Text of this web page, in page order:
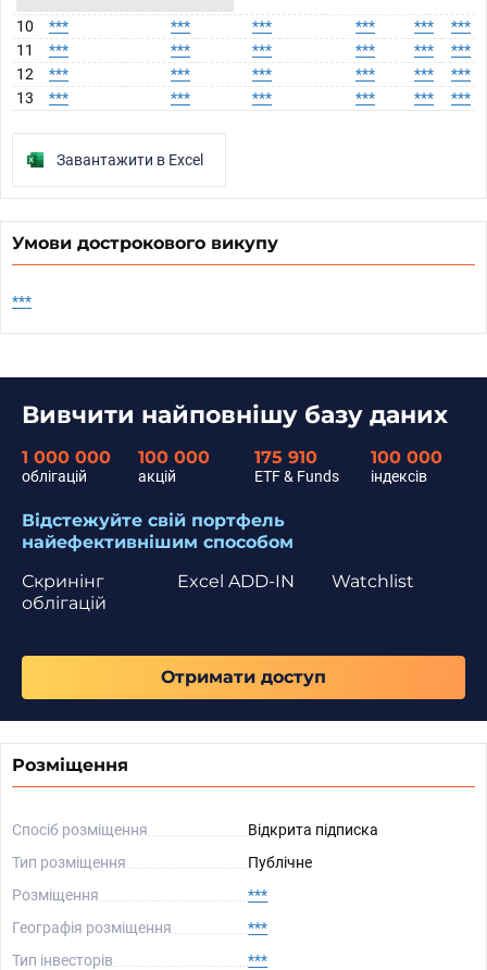
10 *** *** *** *** ***
***
11
*** *** *** *** ***
***
12
*** *** *** *** ***
***
13
*** *** *** *** *** ***
Завантажити в Excel
Умови дострокового викупу
***
Вивчити найповнішу базу даних
1 000 000
облігацій
100 000
акцій
175 910
ETF & Funds
100 000
індексів
Відстежуйте свій портфель
найефективнішим способом
Скринінг
облігацій
Watchlist
Excel ADD-IN
Отримати доступ
Розміщення
Спосіб розміщення
Відкрита підписка
Тип розміщення
Публічне
Розміщення
***
Географія розміщення
***
Тип інвесторів
***